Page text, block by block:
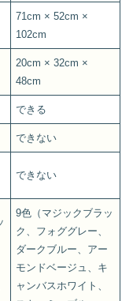
71cm × 52cm ×
102cm
20cm × 32cm ×
48cm
できる
できない
できない
9色（マジックブラッ
ク、フォググレー、
ダークブルー、アー
モンドベージュ、キ
ャンバスホワイト、